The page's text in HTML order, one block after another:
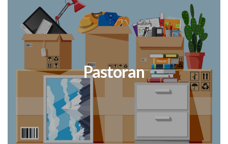
Pastoran